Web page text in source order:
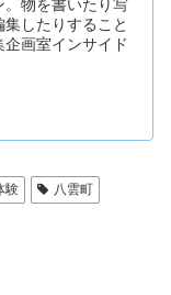
物を書いたり写
したりすること
画室インサイド
験
八雲町